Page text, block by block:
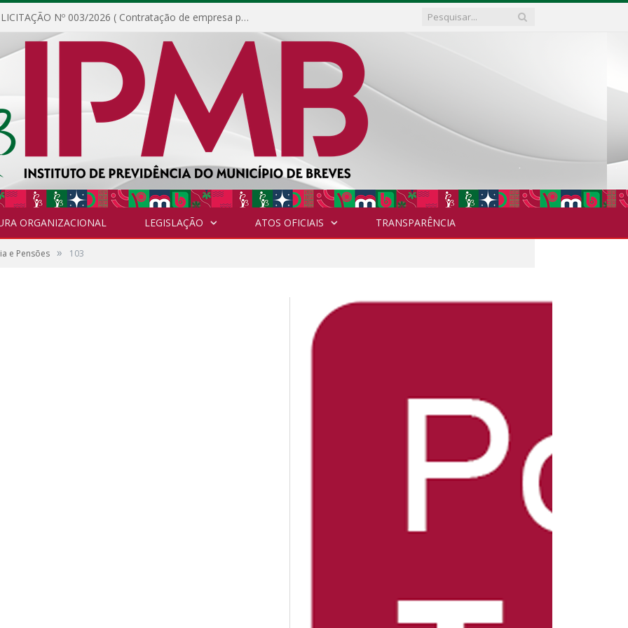
DISPENSA DE LICITAÇÃO Nº 003/2026 ( Contratação de empresa para fornecimento de gêneros alimentícios não perecíveis, materiais de expediente, descartáveis, copa e cozinha, para análise e posterior publicação.)
ORGANIZACIONAL LEGISLAÇÃO ATOS OFICIAIS TRANSPARÊNCIA
e Pensões » 103